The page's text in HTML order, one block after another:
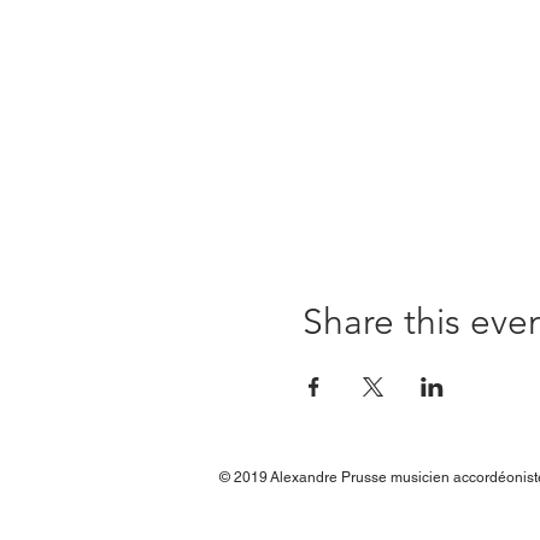
Share this
© 2019Alexandre Prusse musicien